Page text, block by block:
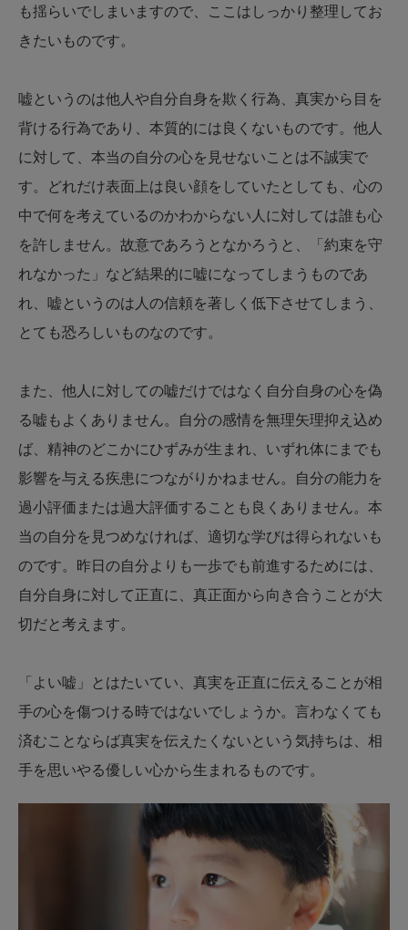
も揺らいでしまいますので、ここはしっかり整理してお
きたいものです。
嘘というのは他人や自分自身を欺く行為、真実から目を
背ける行為であり、本質的には良くないものです。他人
に対して、本当の自分の心を見せないことは不誠実で
す。どれだけ表面上は良い顔をしていたとしても、心の
中で何を考えているのかわからない人に対しては誰も心
を許しません。故意であろうとなかろうと、「約束を守
れなかった」など結果的に嘘になってしまうものであ
れ、嘘というのは人の信頼を著しく低下させてしまう、
とても恐ろしいものなのです。
また、他人に対しての嘘だけではなく自分自身の心を偽
る嘘もよくありません。自分の感情を無理矢理抑え込め
ば、精神のどこかにひずみが生まれ、いずれ体にまでも
影響を与える疾患につながりかねません。自分の能力を
過小評価または過大評価することも良くありません。本
当の自分を見つめなければ、適切な学びは得られないも
のです。昨日の自分よりも一歩でも前進するためには、
自分自身に対して正直に、真正面から向き合うことが大
切だと考えます。
「よい嘘」とはたいてい、真実を正直に伝えることが相
手の心を傷つける時ではないでしょうか。言わなくても
済むことならば真実を伝えたくないという気持ちは、相
手を思いやる優しい心から生まれるものです。